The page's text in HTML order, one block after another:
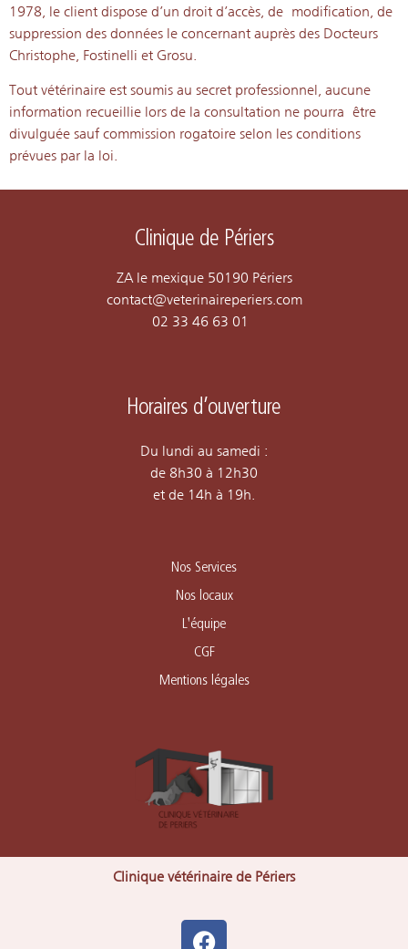
1978, le client dispose d’un droit d’accès, de modification, de
suppression des données le concernant auprès des Docteurs
Christophe, Fostinelli et Grosu.
Tout vétérinaire est soumis au secret professionnel, aucune
information recueillie lors de la consultation ne pourra être
divulguée sauf commission rogatoire selon les conditions
prévues par la loi.
Clinique de Périers
ZA le mexique 50190 Périers
contact@veterinaireperiers.com
02 33 46 63 01
Horaires d’ouverture
Du lundi au samedi :
de 8h30 à 12h30
et de 14h à 19h.
Nos Services
Nos locaux
L'équipe
CGF
Mentions légales
Clinique vétérinaire de Périers